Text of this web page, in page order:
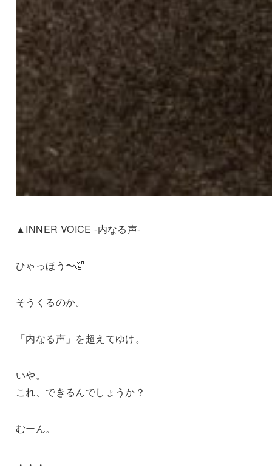
▲INNER VOICE -内なる声-
ひゃっほう〜🤣
そうくるのか。
「内なる声」を超えてゆけ。
いや。
これ、できるんでしょうか？
むーん。
・・・